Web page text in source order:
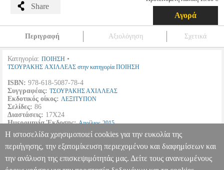
Share
Αγορά
Περιγραφή Αξιολόγηση Σχετικά
Κατηγορία: ΠΟΙΗΣΗ •
ΤΣΟΥΡΑΚΗΣ ΑΧΙΛΛΕΑΣ στην κατηγορία ΠΟΙΗΣΗ
ISBN: 978-618-5087-78-4
Συγγραφέας: ΤΣΟΥΡΑΚΗΣ ΑΧΙΛΛΕΑΣ
Εκδοτικός οίκος: ΛΕΞΙΤΥΠΟΝ
Σελίδες: 86
Διαστάσεις: 17Χ24
Ημερομηνία Έκδοσης: Απρίλιος 2015
Θεοί - Ήρωες και ο Θερσίτης.
ΟΜΗΡΙΚΑ BKS.0958344 BKS.0958344 ΤΣΟΥΡΑΚΗΣ
Η ιστοσελίδα χρησιμοποιεί cookies για την ευκολία της
περιήγησης, την εξατομίκευση περιεχομένου και διαφημίσεων και
την ανάλυση της επισκεψιμότητάς μας. Δείτε τους ανανεωμένους